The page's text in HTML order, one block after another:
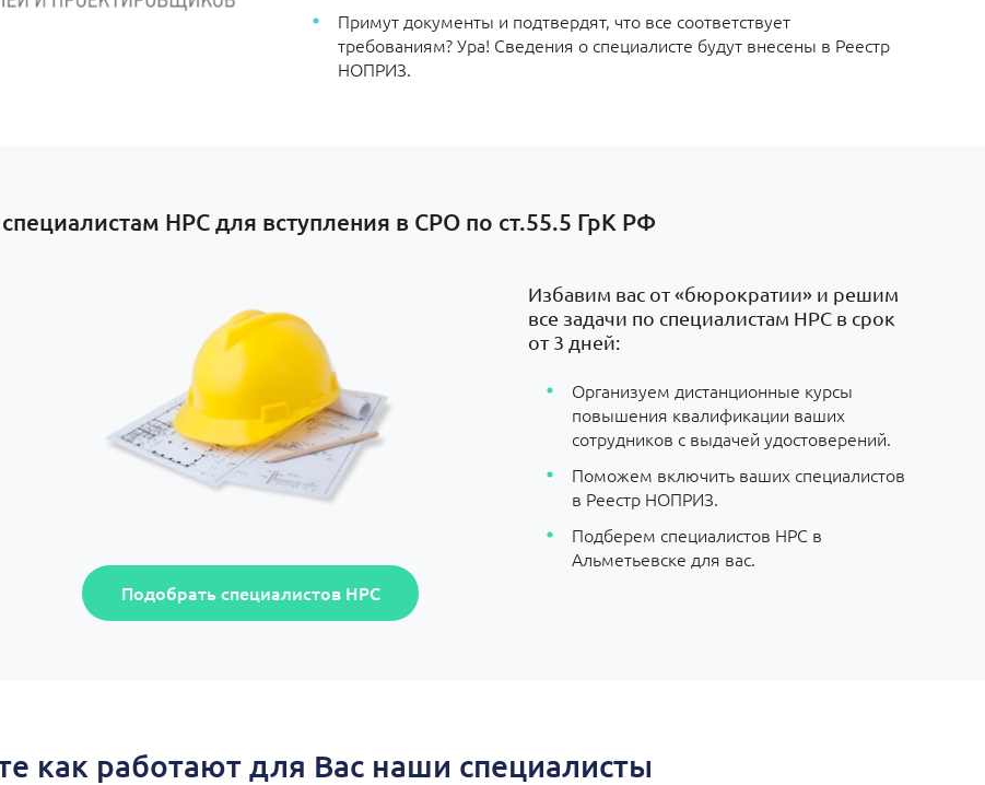
Примут документы и подтвердят, что все соответствует
требованиям? Ура! Сведения о специалисте будут внесены в Реестр
НОПРИЗ.
НРС для вступления в СРО по ст.55.5 ГрК РФ
Подобрать специалистов НРС
Избавим вас от «бюрократии» и решим
все задачи по специалистам НРС в срок
от 3 дней:
Организуем дистанционные курсы
повышения квалификации ваших
сотрудников с выдачей удостоверений.
Поможем включить ваших специалистов
в Реестр НОПРИЗ.
Подберем специалистов НРС в
Альметьевске для вас.
как работают для Вас наши специалисты